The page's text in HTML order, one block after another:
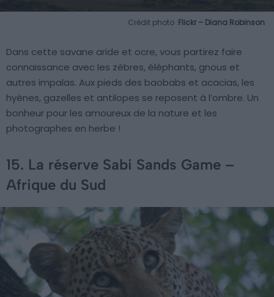
Crédit photo :Flickr – Diana Robinson
Dans cette savane aride et ocre, vous partirez faire
connaissance avec les zèbres, éléphants, gnous et
autres impalas. Aux pieds des baobabs et acacias, les
hyènes, gazelles et antilopes se reposent à l’ombre. Un
bonheur pour les amoureux de la nature et les
photographes en herbe !
15. La réserve Sabi Sands Game –
Afrique du Sud